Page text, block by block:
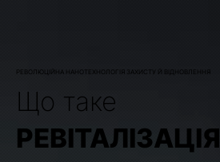
РЕВОЛЮЦІЙНА НАНОТЕХНОЛОГІЯ ЗАХИСТУ Й ВІДНОВЛЕННЯ
Що таке
РЕВІТАЛІЗАЦІЯ